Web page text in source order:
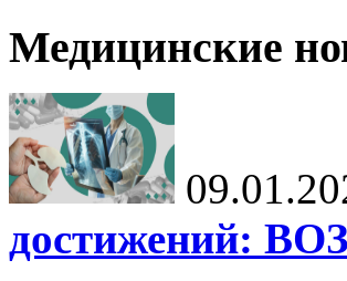
Медицинские
достижений: ВОЗ